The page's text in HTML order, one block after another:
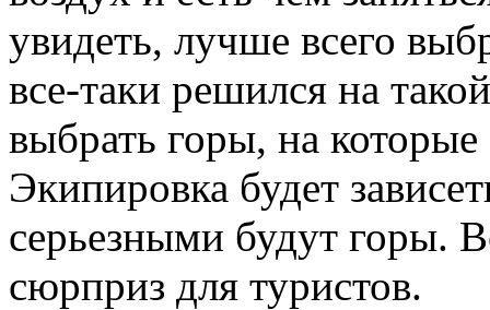
увидеть, лучше всего
все-таки решился на
выбрать горы, на
Экипировка будет
серьезными будут горы.
сюрприз для туристов.